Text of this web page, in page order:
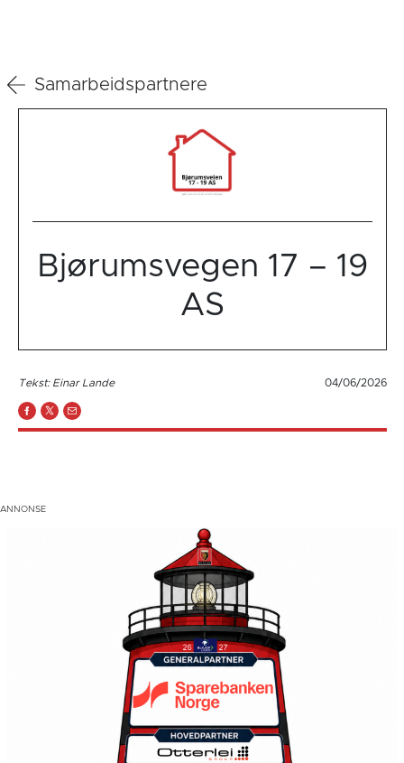
Samarbeidspartnere
Bjørumsvegen 17 – 19
AS
Tekst: Einar Lande 04/06/2026